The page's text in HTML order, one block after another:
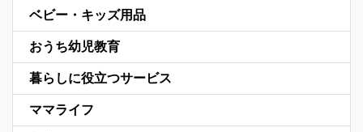
ベビー・キッズ用品
おうち幼児教育
暮らしに役立つサービス
ママライフ